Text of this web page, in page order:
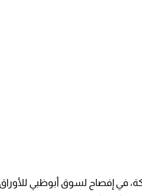
إفصاح لسوق أبوظبي للأوراق